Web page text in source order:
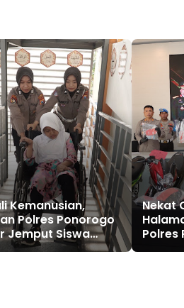
Kemanusian,
Polres Ponorogo
Jemput Siswa
Nekat
Polres